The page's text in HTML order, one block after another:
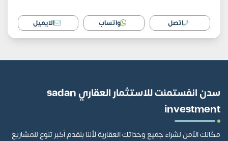
اتصل واتساب الايميل
سدن انفستمنت للاستثمار العقاري sadan
investment
مكانك الآمن لشراء جميع وحداتك العقارية لأننا بنقدم أكبر تنوع للمشاريع